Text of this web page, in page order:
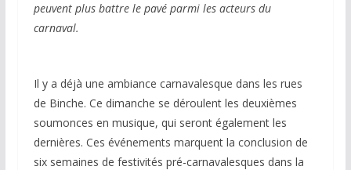
peuvent plus battre le pavé parmi les acteurs du
carnaval.
Il y a déjà une ambiance carnavalesque dans les rues
de Binche. Ce dimanche se déroulent les deuxièmes
soumonces en musique, qui seront également les
dernières. Ces événements marquent la conclusion de
six semaines de festivités pré-carnavalesques dans la